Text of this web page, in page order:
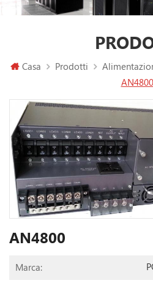
Casa Prodotti
AN4800
AN4800
Marca: